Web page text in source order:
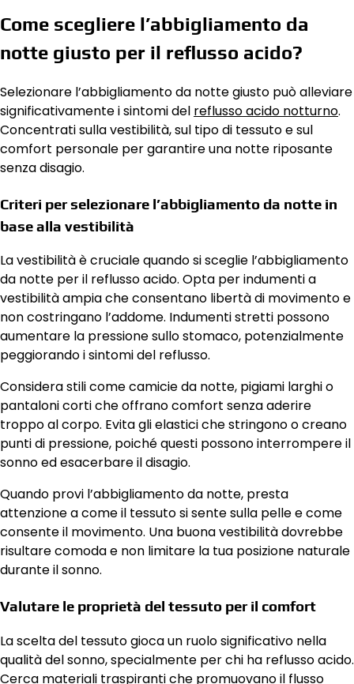
Come scegliere l’abbigliamento da
notte giusto per il reflusso acido?
Selezionare l’abbigliamento da notte giusto può alleviare
significativamente i sintomi del reflusso acido notturno.
Concentrati sulla vestibilità, sul tipo di tessuto e sul
comfort personale per garantire una notte riposante
senza disagio.
Criteri per selezionare l’abbigliamento da notte in
base alla vestibilità
La vestibilità è cruciale quando si sceglie l’abbigliamento
da notte per il reflusso acido. Opta per indumenti a
vestibilità ampia che consentano libertà di movimento e
non costringano l’addome. Indumenti stretti possono
aumentare la pressione sullo stomaco, potenzialmente
peggiorando i sintomi del reflusso.
Considera stili come camicie da notte, pigiami larghi o
pantaloni corti che offrano comfort senza aderire
troppo al corpo. Evita gli elastici che stringono o creano
punti di pressione, poiché questi possono interrompere il
sonno ed esacerbare il disagio.
Quando provi l’abbigliamento da notte, presta
attenzione a come il tessuto si sente sulla pelle e come
consente il movimento. Una buona vestibilità dovrebbe
risultare comoda e non limitare la tua posizione naturale
durante il sonno.
Valutare le proprietà del tessuto per il comfort
La scelta del tessuto gioca un ruolo significativo nella
qualità del sonno, specialmente per chi ha reflusso acido.
Cerca materiali traspiranti che promuovano il flusso